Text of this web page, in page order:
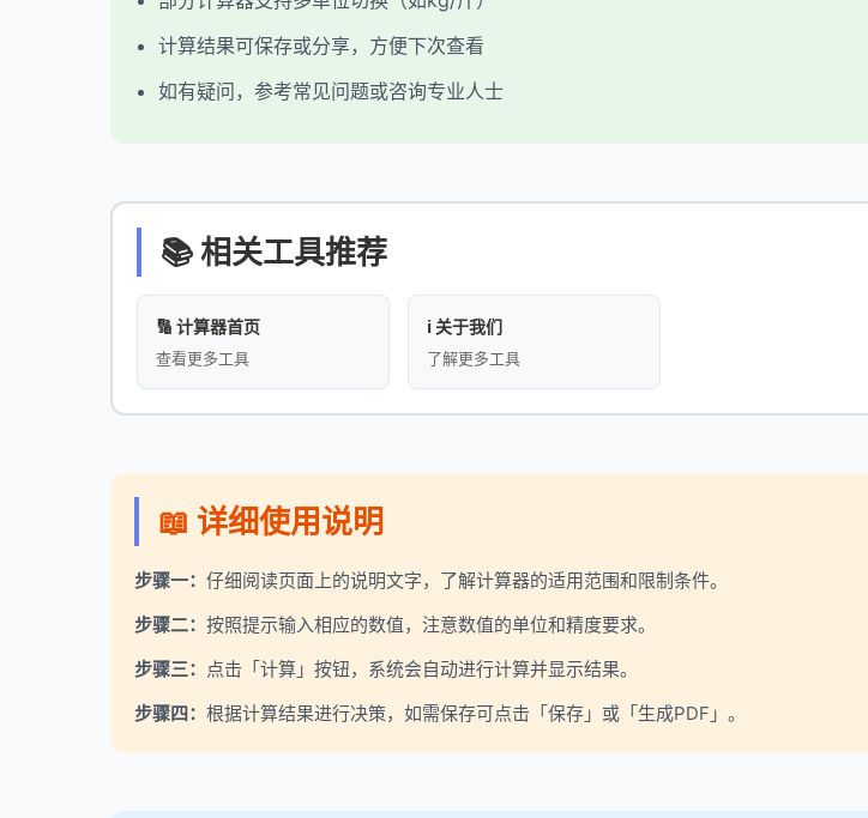
计算结果可保存或分享，方便下次查看
如有疑问，参考常见问题或咨询专业人士
📚 相关工具推荐
🔢 计算器首页
查看更多工具
ℹ️ 关于我们
了解更多工具
📖 详细使用说明
步骤一： 仔细阅读页面上的说明文字，了解计算器的适用范围和限制条件。
步骤二： 按照提示输入相应的数值，注意数值的单位和精度要求。
步骤三： 点击「计算」按钮，系统会自动进行计算并显示结果。
步骤四： 根据计算结果进行决策，如需保存可点击「保存」或「生成PDF」。